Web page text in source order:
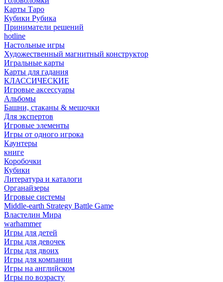
Карты Таро
Кубики Рубика
Приниматели решений
hotline
Настольные игры
Художественный магнитный конструктор
Игральные карты
Карты для гадания
КЛАССИЧЕСКИЕ
Игровые аксессуары
Альбомы
Башни, стаканы & мешочки
Для экспертов
Игровые элементы
Игры от одного игрока
Каунтеры
книге
Коробочки
Кубики
Литература и каталоги
Органайзеры
Игровые системы
Middle-earth Strategy Battle Game
Властелин Мира
warhammer
Игры для детей
Игры для девочек
Игры для двоих
Игры для компании
Игры на английском
Игры по возрасту